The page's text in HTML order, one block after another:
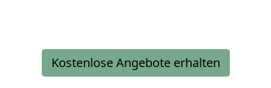
Kostenlose Angebote erhalten